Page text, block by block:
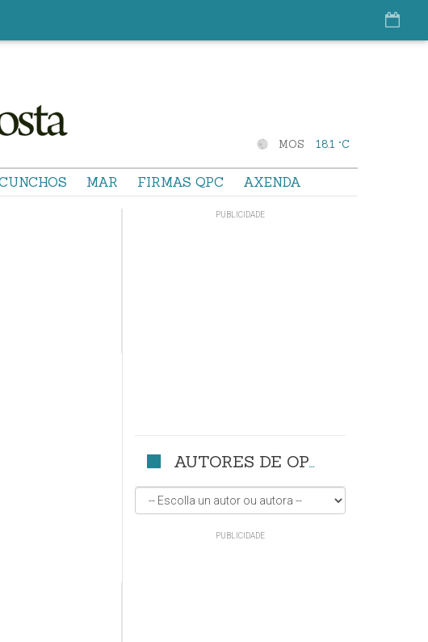
MOS 18.1 °C
MAR FIRMAS QPC AXENDA
AUTORES DE OPINIÓN